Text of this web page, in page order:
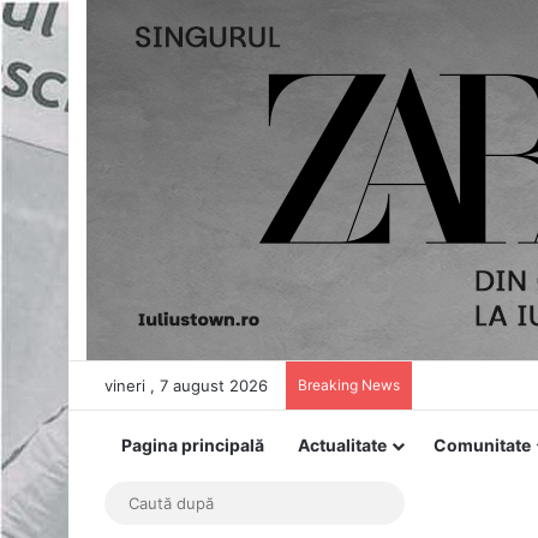
vineri , 7 august 2026 Breaking News
Pagina principală Actualitate Comunitate